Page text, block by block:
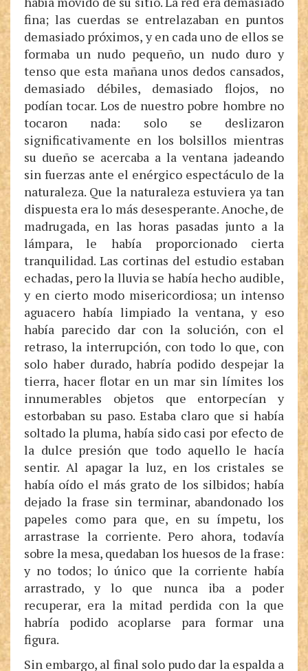
fina; las cuerdas se entrelazaban en puntos
demasiado próximos, y en cada uno de ellos se
formaba un nudo pequeño, un nudo duro y
tenso que esta mañana unos dedos cansados,
demasiado débiles, demasiado flojos, no
podían tocar. Los de nuestro pobre hombre no
tocaron nada: solo se deslizaron
significativamente en los bolsillos mientras
su dueño se acercaba a la ventana jadeando
sin fuerzas ante el enérgico espectáculo de la
naturaleza. Que la naturaleza estuviera ya tan
dispuesta era lo más desesperante. Anoche, de
madrugada, en las horas pasadas junto a la
lámpara, le había proporcionado cierta
tranquilidad. Las cortinas del estudio estaban
echadas, pero la lluvia se había hecho audible,
y en cierto modo misericordiosa; un intenso
aguacero había limpiado la ventana, y eso
había parecido dar con la solución, con el
retraso, la interrupción, con todo lo que, con
solo haber durado, habría podido despejar la
tierra, hacer flotar en un mar sin límites los
innumerables objetos que entorpecían y
estorbaban su paso. Estaba claro que si había
soltado la pluma, había sido casi por efecto de
la dulce presión que todo aquello le hacía
sentir. Al apagar la luz, en los cristales se
había oído el más grato de los silbidos; había
dejado la frase sin terminar, abandonado los
papeles como para que, en su ímpetu, los
arrastrase la corriente. Pero ahora, todavía
sobre la mesa, quedaban los huesos de la frase:
y no todos; lo único que la corriente había
arrastrado, y lo que nunca iba a poder
recuperar, era la mitad perdida con la que
habría podido acoplarse para formar una
figura.
Sin embargo, al final solo pudo dar la espalda a